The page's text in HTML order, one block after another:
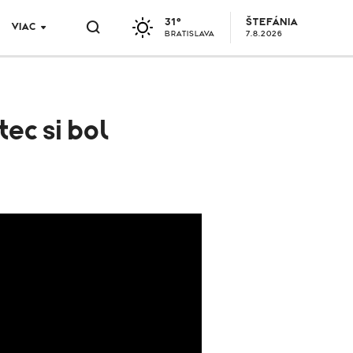
VIAC 31°
BRATISLAVA
ŠTEFÁNIA
7.8.2026
si bol